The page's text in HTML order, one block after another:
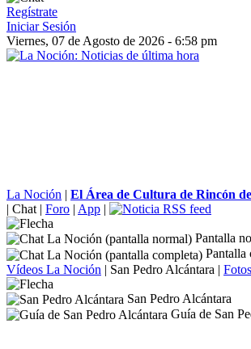
Regístrate
Iniciar Sesión
Viernes, 07 de Agosto de 2026 - 6:58 pm
La Noción | El Área de Cultura de Rincón
| Chat | Foro | App |
Pantalla
Pantalla
Vídeos La Noción | San Pedro Alcántara | Fotos
San Pedro Alcántara
Guía de San